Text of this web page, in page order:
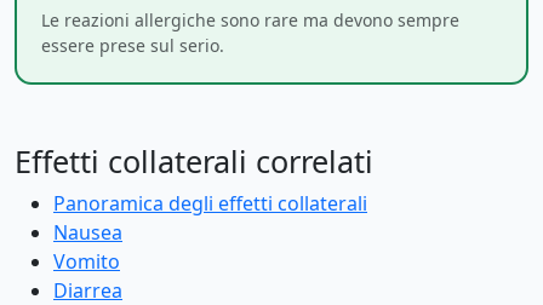
Le reazioni allergiche sono rare ma devono sempre
essere prese sul serio.
Effetti collaterali correlati
Panoramica degli effetti collaterali
Nausea
Vomito
Diarrea